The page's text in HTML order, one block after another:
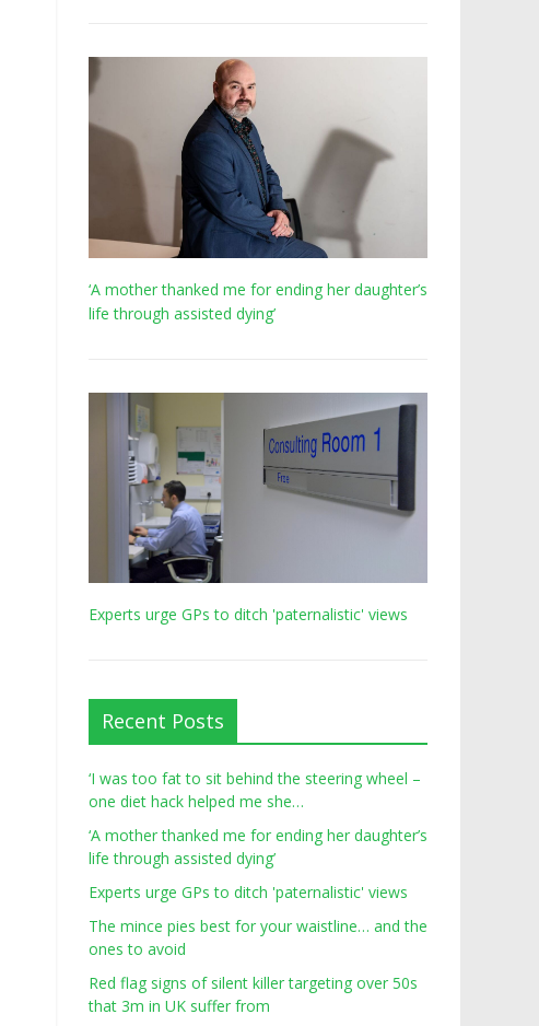
‘A mother thanked me for ending her daughter’s
life through assisted dying’
Experts urge GPs to ditch 'paternalistic' views
Recent Posts
‘I was too fat to sit behind the steering wheel –
one diet hack helped me she…
‘A mother thanked me for ending her daughter’s
life through assisted dying’
Experts urge GPs to ditch 'paternalistic' views
The mince pies best for your waistline… and the
ones to avoid
Red flag signs of silent killer targeting over 50s
that 3m in UK suffer from